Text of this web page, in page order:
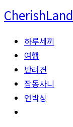
Skip
to
content
CherishLand
하루세끼
여행
반려견
잡동사니
언박싱